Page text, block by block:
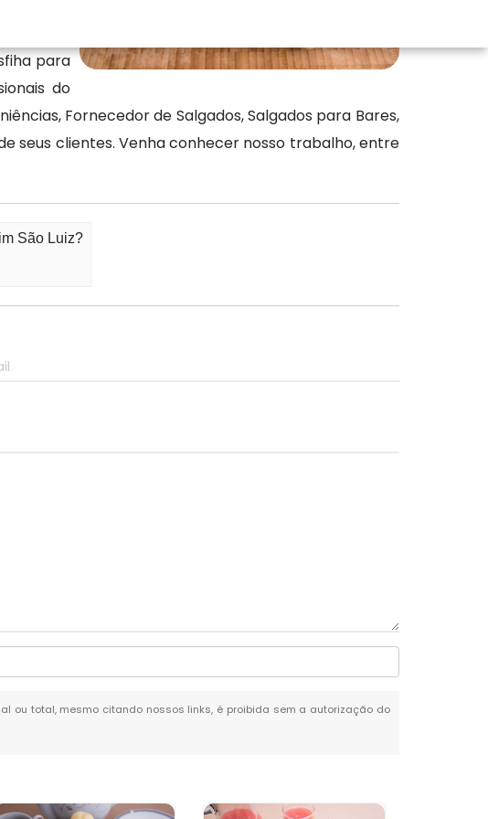
para
do
Fornecedor de Salgados, Salgados para Bares,
seus clientes. Venha conhecer nosso trabalho, entre
São Luiz?
ou total, mesmo citando nossos links, é proibida sem a autorização do